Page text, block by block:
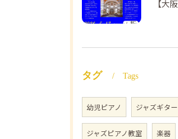
タグ Tags
幼児ピアノ ジャズギター
ジャズピアノ教室 楽器